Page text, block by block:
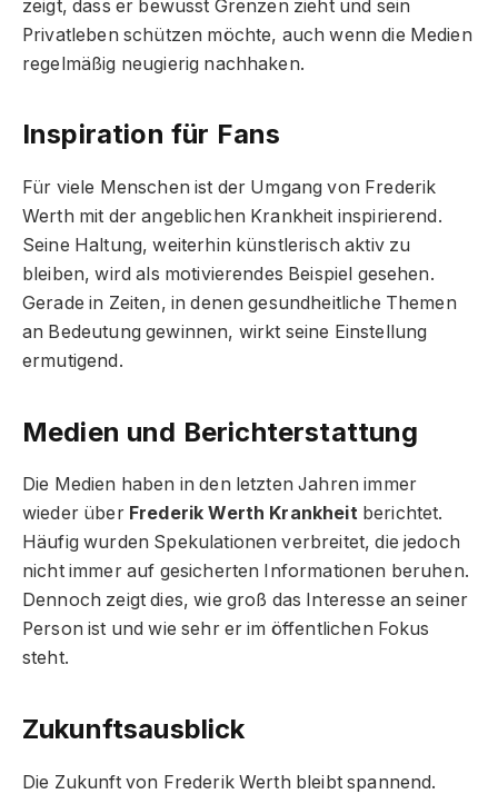
zeigt, dass er bewusst Grenzen zieht und sein
Privatleben schützen möchte, auch wenn die Medien
regelmäßig neugierig nachhaken.
Inspiration für Fans
Für viele Menschen ist der Umgang von Frederik
Werth mit der angeblichen Krankheit inspirierend.
Seine Haltung, weiterhin künstlerisch aktiv zu
bleiben, wird als motivierendes Beispiel gesehen.
Gerade in Zeiten, in denen gesundheitliche Themen
an Bedeutung gewinnen, wirkt seine Einstellung
ermutigend.
Medien und Berichterstattung
Die Medien haben in den letzten Jahren immer
wieder über Frederik Werth Krankheitberichtet.
Häufig wurden Spekulationen verbreitet, die jedoch
nicht immer auf gesicherten Informationen beruhen.
Dennoch zeigt dies, wie groß das Interesse an seiner
Person ist und wie sehr er im öffentlichen Fokus
steht.
Zukunftsausblick
Die Zukunft von Frederik Werth bleibt spannend.